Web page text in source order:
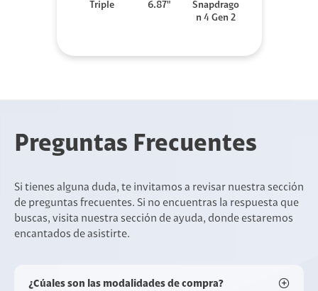
Triple
6.87"
Snapdrago
n 4 Gen 2
Preguntas Frecuentes
Si tienes alguna duda, te invitamos a revisar nuestra sección
de preguntas frecuentes. Si no encuentras la respuesta que
buscas, visita nuestra sección de ayuda, donde estaremos
encantados de asistirte.
¿Cúales son las modalidades de compra?